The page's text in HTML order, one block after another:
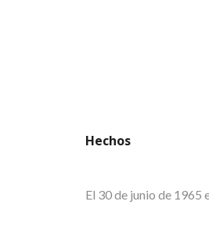
Hechos
El 30 de junio de 1965